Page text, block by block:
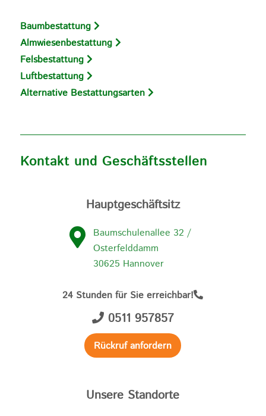
Baumbestattung
Almwiesenbestattung
Felsbestattung
Luftbestattung
Alternative Bestattungsarten
Kontakt und Geschäftsstellen
Hauptgeschäftsitz
Baumschulenallee 32 /
Osterfelddamm
30625 Hannover
24 Stunden für Sie erreichbar!
0511 957857
Rückruf anfordern
Unsere Standorte